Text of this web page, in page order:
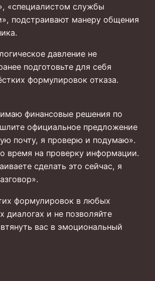
«специалистом службы
подстраивают манеру общения
давление не
подготовьте для себя
формулировок отказа.
финансовые решения по
официальное предложение
почту, я проверю и подумаю».
время на проверку информации.
сделать это сейчас, я
формулировок в любых
диалогах и не позволяйте
вас в эмоциональный